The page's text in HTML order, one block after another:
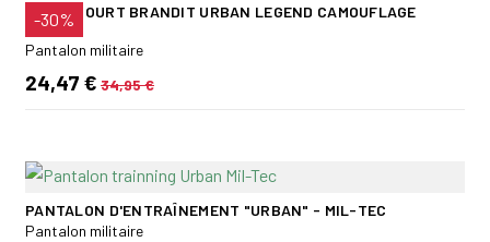
-30%
PANTACOURT BRANDIT URBAN LEGEND CAMOUFLAGE
DÉSERT
Pantalon militaire
24,47 € 34,95 €
PANTALON D'ENTRAÎNEMENT "URBAN" - MIL-TEC
Pantalon militaire